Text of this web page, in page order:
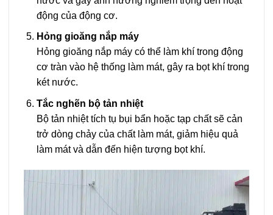
động của động cơ.
Hỏng gioăng nắp máy
Hỏng gioăng nắp máy có thể làm khí trong động
cơ tràn vào hệ thống làm mát, gây ra bọt khí trong
két nước.
Tắc nghẽn bộ tản nhiệt
Bộ tản nhiệt tích tụ bụi bẩn hoặc tạp chất sẽ cản
trở dòng chảy của chất làm mát, giảm hiệu quả
làm mát và dẫn đến hiện tượng bọt khí.